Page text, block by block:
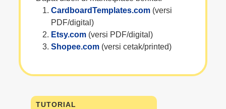
CardboardTemplates.com(versi
PDF/digital)
Etsy.com(versi PDF/digital)
Shopee.com(versi cetak/printed)
TUTORIAL